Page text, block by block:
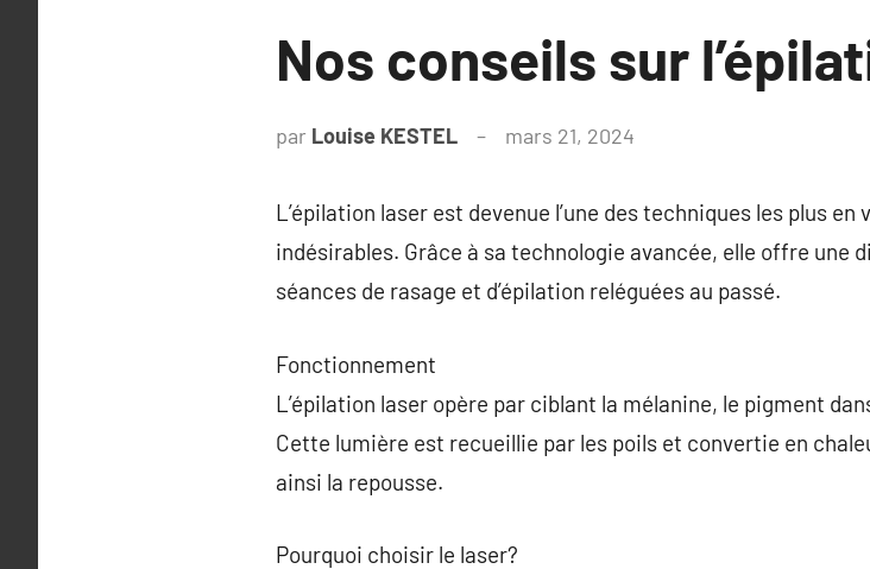
Nos conseils sur
par Louise KESTEL mars 21, 2024
L’épilation laser est devenue l’une des techniques les plus
indésirables. Grâce à sa technologie avancée, elle offre une
séances de rasage et d’épilation reléguées au passé.
Fonctionnement
L’épilation laser opère par ciblant la mélanine, le pigment
Cette lumière est recueillie par les poils et convertie en
ainsi la repousse.
Pourquoi choisir le laser?